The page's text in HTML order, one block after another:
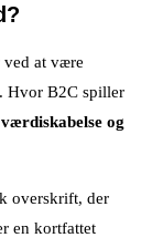
ved at være
. Hvor B2C spiller
værdiskabelse og
overskrift, der
en kortfattet